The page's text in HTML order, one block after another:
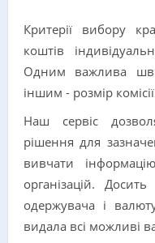
Критерії вибору
коштів
Одним важлива
іншим - розмір
Наш сервіс
рішення для
вивчати
організацій.
одержувача і
видала всі можливі